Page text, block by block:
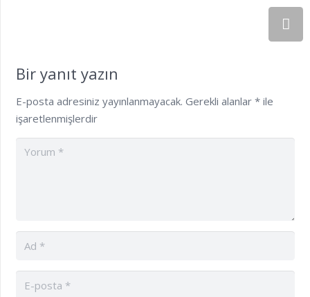
Bir yanıt yazın
E-posta adresiniz yayınlanmayacak. Gerekli alanlar *ile
işaretlenmişlerdir